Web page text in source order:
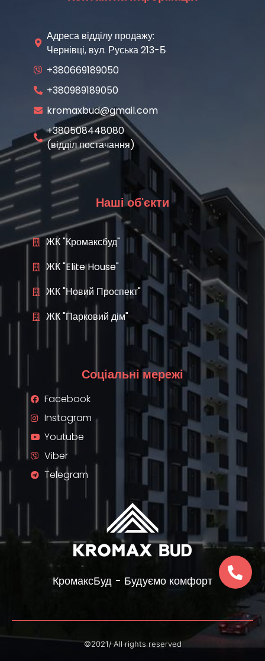
Адреса відділу продажу:
Чернівці, вул. Руська 213-Б
+380669189050
+380989189050
kromaxbud@gmail.com
+380508448080
(відділ постачання)
Наші об'єкти
ЖК "Кромаксбуд"
ЖК "Elite House"
ЖК "Новий Проспект"
ЖК "Парковий дім"
Соціальні мережі
Facebook
Instagram
Youtube
Viber
Telegram
КромаксБуд - Будуємо комфорт
©2021/ All rights reserved